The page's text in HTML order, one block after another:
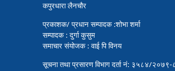
कपुरधारा लैनचौर
प्रकाशक/ प्रधान सम्पादक :शोभा शर्मा
सम्पादक : दुर्गा कुसुम
समाचार संयोजक : वाई पि विनय
सूचना तथा प्रसारण विभाग दर्ता नं: ३५८४/२०७९-